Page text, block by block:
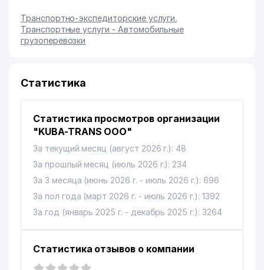
Транспортно-экспедиторские услуги
Транспортные услуги - Автомобильные
грузоперевозки
Статистика
Статистика просмотров организации
"KUBA-TRANS ООО"
За текущий месяц (август 2026 г.): 48
За прошлый месяц (июль 2026 г.): 234
За 3 месяца (июнь 2026 г. - июль 2026 г.): 696
За пол года (март 2026 г. - июль 2026 г.): 1392
За год (январь 2025 г. - декабрь 2025 г.): 3264
Статистика отзывов о компании